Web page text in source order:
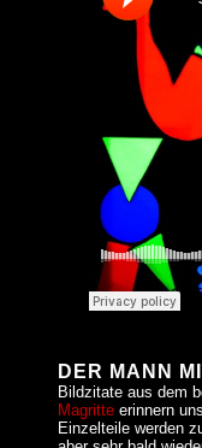
DER MANN
Bildzitate aus dem
Magritte erinnern
Einzelteile werden